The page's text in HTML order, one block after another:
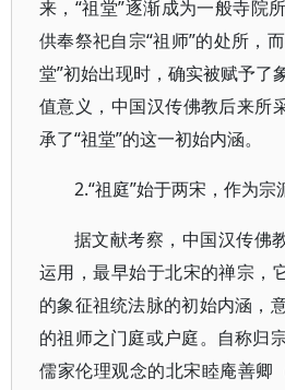
来，“祖堂”逐渐成为一般寺院
供奉祭祀自宗“祖师”的处所，
堂”初始出现时，确实被赋予了
值意义，中国汉传佛教后来所
承了“祖堂”的这一初始内涵。
2.“祖庭”始于两宋，作为宗
据文献考察，中国汉传佛
运用，最早始于北宋的禅宗，
的象征祖统法脉的初始内涵，
的祖师之门庭或户庭。自称归
儒家伦理观念的北宋睦庵善卿